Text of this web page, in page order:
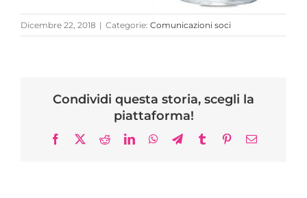
Dicembre 22, 2018 | Categorie: Comunicazioni soci
Condividi questa storia, scegli la
piattaforma!
Facebook RedditLinkedInWhatsApp
TelegramTumblr PinterestEmail